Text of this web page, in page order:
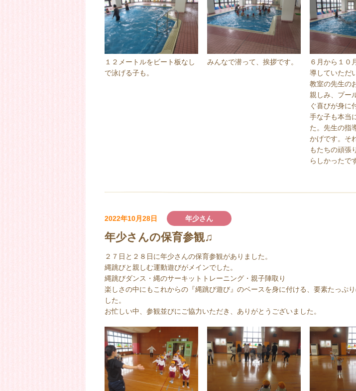
１２メートルをビート板なし
で泳げる子も。
みんなで潜って、挨拶です。
６月から１０
導していただ
教室の先生の
親しみ、プー
ぐ喜びが身に
手な子も本当
た。先生の指
かげです。そ
もたちの頑張
らしかったで
2022年10月28日 年少さん
年少さんの保育参観♫
２７日と２８日に年少さんの保育参観がありました。
縄跳びと親しむ運動遊びがメインでした。
縄跳びダンス・縄のサーキットトレーニング・親子陣取り
楽しさの中にもこれからの『縄跳び遊び』のベースを身に付ける、要素たっぷ
した。
お忙しい中、参観並びにご協力いただき、ありがとうございました。